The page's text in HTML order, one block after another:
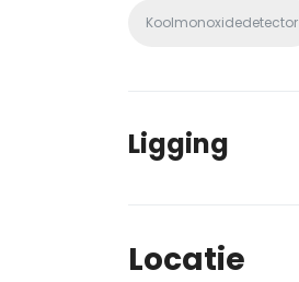
Koolmonoxidedetector
Ligging
Locatie